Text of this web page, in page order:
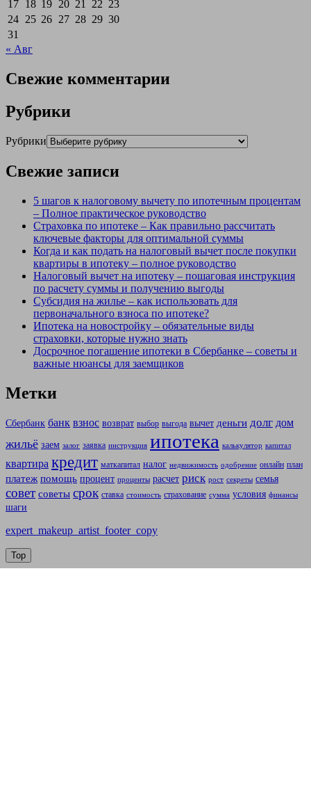
17 18 19 20 21 22 23
24 25 26 27 28 29 30
31
« Авг
Свежие комментарии
Рубрики
Рубрики
Свежие записи
5 шагов к налоговому вычету по ипотечным процентам
– Полное практическое руководство
Страховка по ипотеке – Как правильно рассчитать
ключевые факторы для оптимальной суммы
Когда и как подать на налоговый вычет после покупки
квартиры в ипотеку – полное руководство
Налоговый вычет на ипотеку – пошаговая инструкция
по расчету суммы и получению выгоды
Субсидия на жилье – как использовать для
первоначального взноса по ипотеке?
Ипотека на новостройку – обязательные виды
страховки, которые нужно знать
Досрочное погашение ипотеки в Сбербанке – советы и
важные нюансы для заемщиков
Метки
Сбербанк банк взнос возврат выбор выгода вычет деньги долг дом
жильё заем залог заявка инструкция ипотека калькулятор капитал
квартира кредит маткапитал налог недвижимость одобрение онлайн план
платеж помощь процент проценты расчет риск рост секреты семья
совет советы срок ставка стоимость страхование сумма условия финансы
шаги
expert_makeup_artist_footer_copy
Top